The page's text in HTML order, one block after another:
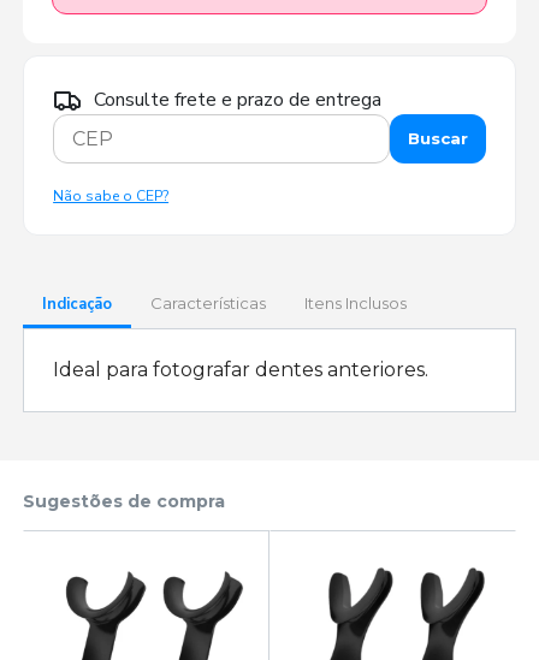
Consulte frete e prazo de entrega
Buscar
Não sabe o CEP?
Indicação Características Itens Inclusos
Ideal para fotografar dentes anteriores.
Sugestões de compra